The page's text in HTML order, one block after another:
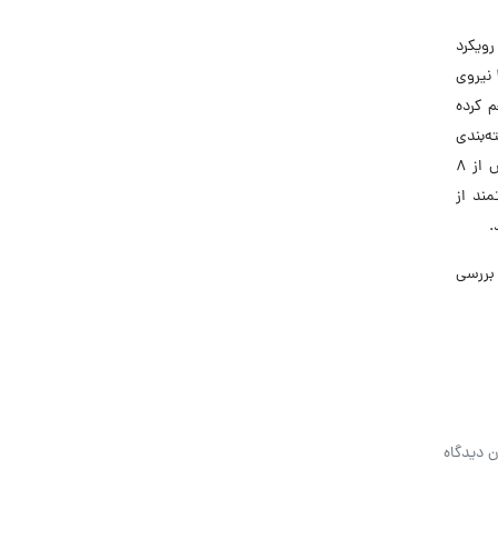
رویکرد
نوآورانه، کیفیت‌محور و مشتری‌مدار، سهم قابل‌توجهی در بازار لجستیک داخلی و بین‌المللی کسب کرده است. با بهره‌مندی از بیش از ۲۳۰۰ نیروی
کرده
و انبارداری را در بالاترین سطح استانداردهای کیفی ارائه می‌دهد. در سال گذشته، چاپار موفق به ثبت رکوردی کم‌نظیر در جابجایی بیش از ۸
از
دیدگاه